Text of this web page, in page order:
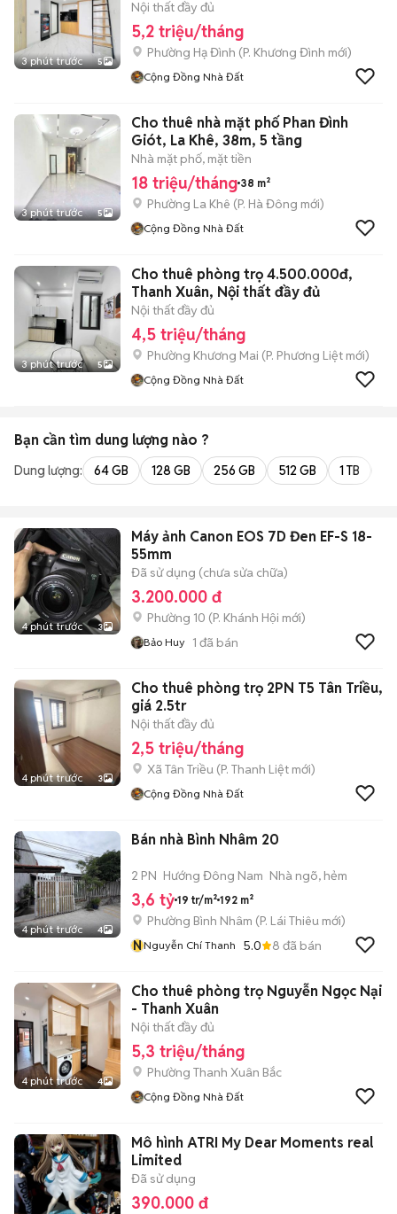
3 phút trước 5
Nội thất đầy đủ
5,2 triệu/tháng
Phường Hạ Đình (P. Khương Đình mới)
Cộng Đồng Nhà Đất
3 phút trước 5
Cho thuê nhà mặt phố Phan Đình
Giót, La Khê, 38m, 5 tầng
Nhà mặt phố, mặt tiền
18 triệu/tháng 38 m²
Phường La Khê (P. Hà Đông mới)
Cộng Đồng Nhà Đất
3 phút trước 5
Cho thuê phòng trọ 4.500.000đ,
Thanh Xuân, Nội thất đầy đủ
Nội thất đầy đủ
4,5 triệu/tháng
Phường Khương Mai (P. Phương Liệt mới)
Cộng Đồng Nhà Đất
Bạn cần tìm dung lượng nào ?
Dung lượng: 64 GB 128 GB 256 GB 512 GB 1 TB
4 phút trước 3
Máy ảnh Canon EOS 7D Đen EF-S 18-
55mm
Đã sử dụng (chưa sửa chữa)
3.200.000 đ
Phường 10 (P. Khánh Hội mới)
Bảo Huy 1 đã bán
4 phút trước 3
Cho thuê phòng trọ 2PN T5 Tân Triều,
giá 2.5tr
Nội thất đầy đủ
2,5 triệu/tháng
Xã Tân Triều (P. Thanh Liệt mới)
Cộng Đồng Nhà Đất
4 phút trước 4
Bán nhà Bình Nhâm 20
2 PN Hướng Đông Nam Nhà ngõ, hẻm
3,6 tỷ 19 tr/m² 192 m²
Phường Bình Nhâm (P. Lái Thiêu mới)
NNguyễn Chí Thanh 5.0 8 đã bán
4 phút trước 4
Cho thuê phòng trọ Nguyễn Ngọc Nại
- Thanh Xuân
Nội thất đầy đủ
5,3 triệu/tháng
Phường Thanh Xuân Bắc
Cộng Đồng Nhà Đất
Mô hình ATRI My Dear Moments real
Limited
Đã sử dụng
390.000 đ